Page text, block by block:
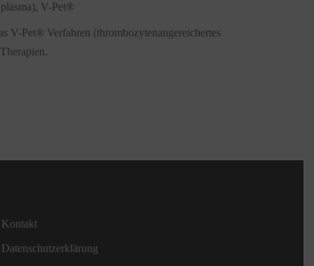
V-Pet®
V-Pet® Verfahren (thrombozytenangereichertes
Kontakt
Datenschutzerklärung